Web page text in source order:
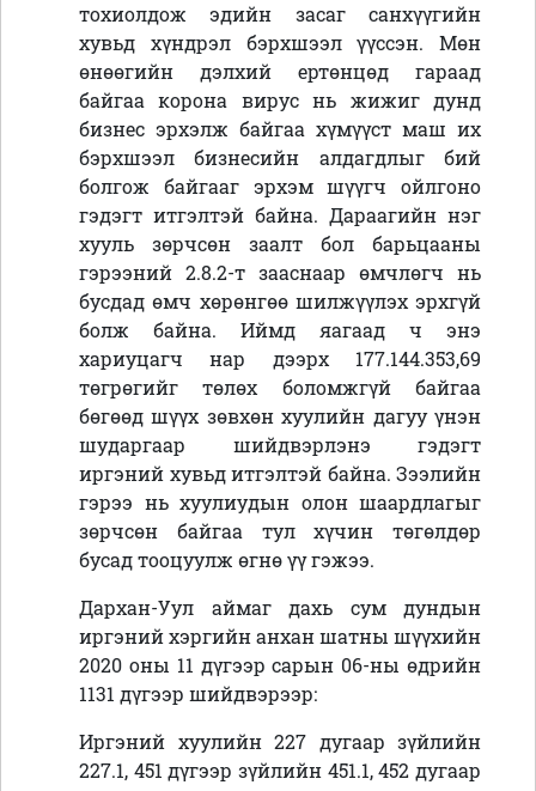
тохиолдож эдийн засаг санхүүгийн
хувьд хүндрэл бэрхшээл үүссэн. Мөн
өнөөгийн дэлхий ертөнцөд гараад
байгаа корона вирус нь жижиг дунд
бизнес эрхэлж байгаа хүмүүст маш их
бэрхшээл бизнесийн алдагдлыг бий
болгож байгааг эрхэм шүүгч ойлгоно
гэдэгт итгэлтэй байна. Дараагийн нэг
хууль зөрчсөн заалт бол барьцааны
гэрээний 2.8.2-т зааснаар өмчлөгч нь
бусдад өмч хөрөнгөө шилжүүлэх эрхгүй
болж байна. Иймд яагаад ч энэ
хариуцагч нар дээрх 177.144.353,69
төгрөгийг төлөх боломжгүй байгаа
бөгөөд шүүх зөвхөн хуулийн дагуу үнэн
шударгаар шийдвэрлэнэ гэдэгт
иргэний хувьд итгэлтэй байна. Зээлийн
гэрээ нь хуулиудын олон шаардлагыг
зөрчсөн байгаа тул хүчин төгөлдөр
бусад тооцуулж өгнө үү гэжээ.
Дархан-Уул аймаг дахь сум дундын
иргэний хэргийн анхан шатны шүүхийн
2020 оны 11 дүгээр сарын 06-ны өдрийн
1131 дүгээр шийдвэрээр:
Иргэний хуулийн 227 дугаар зүйлийн
227.1, 451 дүгээр зүйлийн 451.1, 452 дугаар